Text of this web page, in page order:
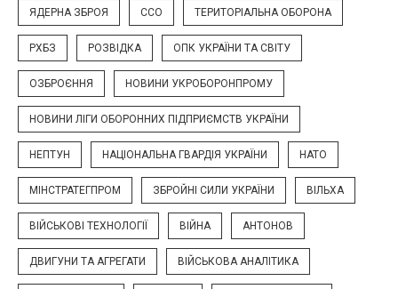
ЯДЕРНА ЗБРОЯ ССО ТЕРИТОРІАЛЬНА ОБОРОНА
РХБЗ РОЗВІДКА ОПК УКРАЇНИ ТА СВІТУ
ОЗБРОЄННЯ НОВИНИ УКРОБОРОНПРОМУ
НОВИНИ ЛІГИ ОБОРОННИХ ПІДПРИЄМСТВ УКРАЇНИ
НЕПТУН НАЦІОНАЛЬНА ГВАРДІЯ УКРАЇНИ НАТО
МІНСТРАТЕГПРОМ ЗБРОЙНІ СИЛИ УКРАЇНИ ВІЛЬХА
ВІЙСЬКОВІ ТЕХНОЛОГІЇ ВІЙНА АНТОНОВ
ДВИГУНИ ТА АГРЕГАТИ ВІЙСЬКОВА АНАЛІТИКА